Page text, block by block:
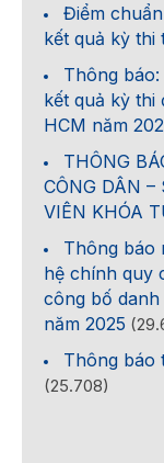
Điểm
kết quả kỳ thi
Thông
kết quả kỳ thi
HCM năm
THÔNG
CÔNG DÂN
VIÊN KHÓA
Thông báo
hệ chính quy
công bố danh
năm 2025
Thông báo
(25.708)